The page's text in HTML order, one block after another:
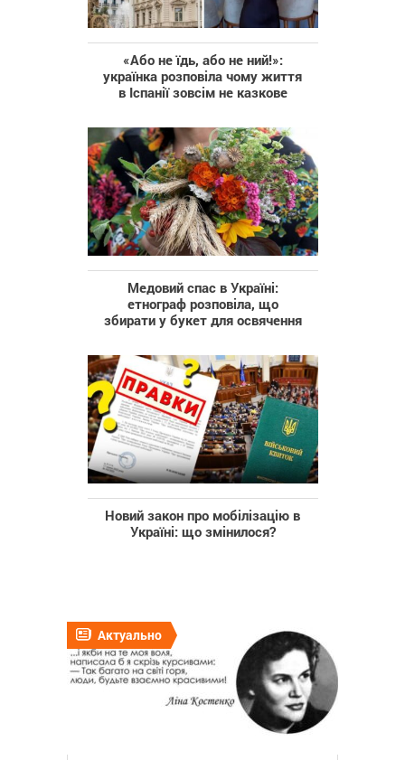
«Або не їдь, або не ний!»:
українка розповіла чому життя
в Іспанії зовсім не казкове
Медовий спас в Україні:
етнограф розповіла, що
збирати у букет для освячення
Новий закон про мобілізацію в
Україні: що змінилося?
Актуально